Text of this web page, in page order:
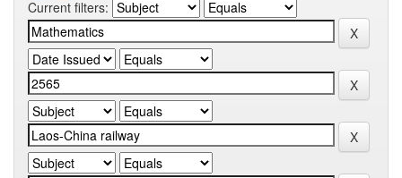
Current filters: